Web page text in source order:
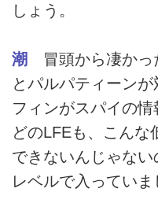
しょう。
潮 冒頭から凄かっ
とパルパティーン
フィンがスパイの
どのLFEも、こんな
できないんじゃな
レベルで入っていま